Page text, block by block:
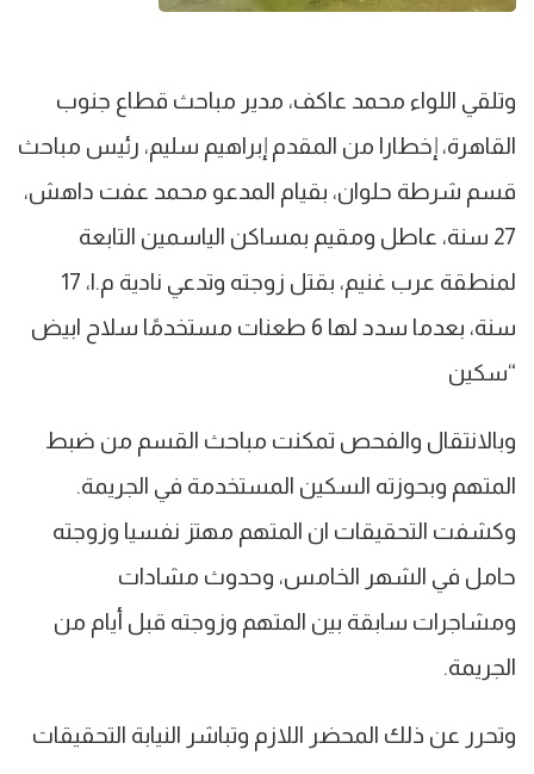
وتلقي اللواء محمد عاكف، مدير مباحث قطاع جنوب
القاهرة، إخطارا من المقدم إبراهيم سليم، رئيس مباحث
قسم شرطة حلوان، بقيام المدعو محمد عفت داهش،
27 سنة، عاطل ومقيم بمساكن الياسمين التابعة
لمنطقة عرب غنيم، بقتل زوجته وتدعي نادية م.ا، 17
سنة، بعدما سدد لها 6 طعنات مستخدمًا سلاح ابيض
“سكين
وبالانتقال والفحص تمكنت مباحث القسم من ضبط
المتهم وبحوزته السكين المستخدمة في الجريمة.
وكشفت التحقيقات ان المتهم مهتز نفسيا وزوجته
حامل في الشهر الخامس، وحدوث مشادات
ومشاجرات سابقة بين المتهم وزوجته قبل أيام من
الجريمة.
وتحرر عن ذلك المحضر اللازم وتباشر النيابة التحقيقات